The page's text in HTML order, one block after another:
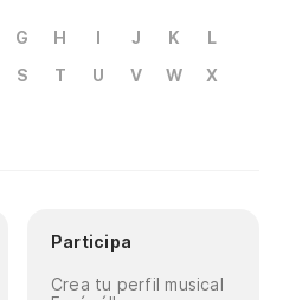
G H I J K
L
S T U V W
X
Participa
Crea tu perfil musical